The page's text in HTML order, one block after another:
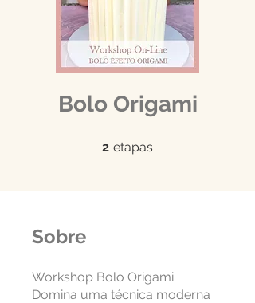
Bolo Origami
2 etapas
Sobre
Workshop Bolo Origami
Domina uma técnica moderna